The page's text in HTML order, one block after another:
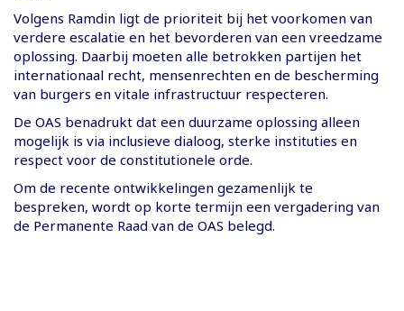
Volgens Ramdin ligt de prioriteit bij het voorkomen van
verdere escalatie en het bevorderen van een vreedzame
oplossing. Daarbij moeten alle betrokken partijen het
internationaal recht, mensenrechten en de bescherming
van burgers en vitale infrastructuur respecteren.
De OAS benadrukt dat een duurzame oplossing alleen
mogelijk is via inclusieve dialoog, sterke instituties en
respect voor de constitutionele orde.
Om de recente ontwikkelingen gezamenlijk te
bespreken, wordt op korte termijn een vergadering van
de Permanente Raad van de OAS belegd.